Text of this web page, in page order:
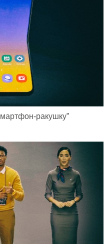
ракушку”